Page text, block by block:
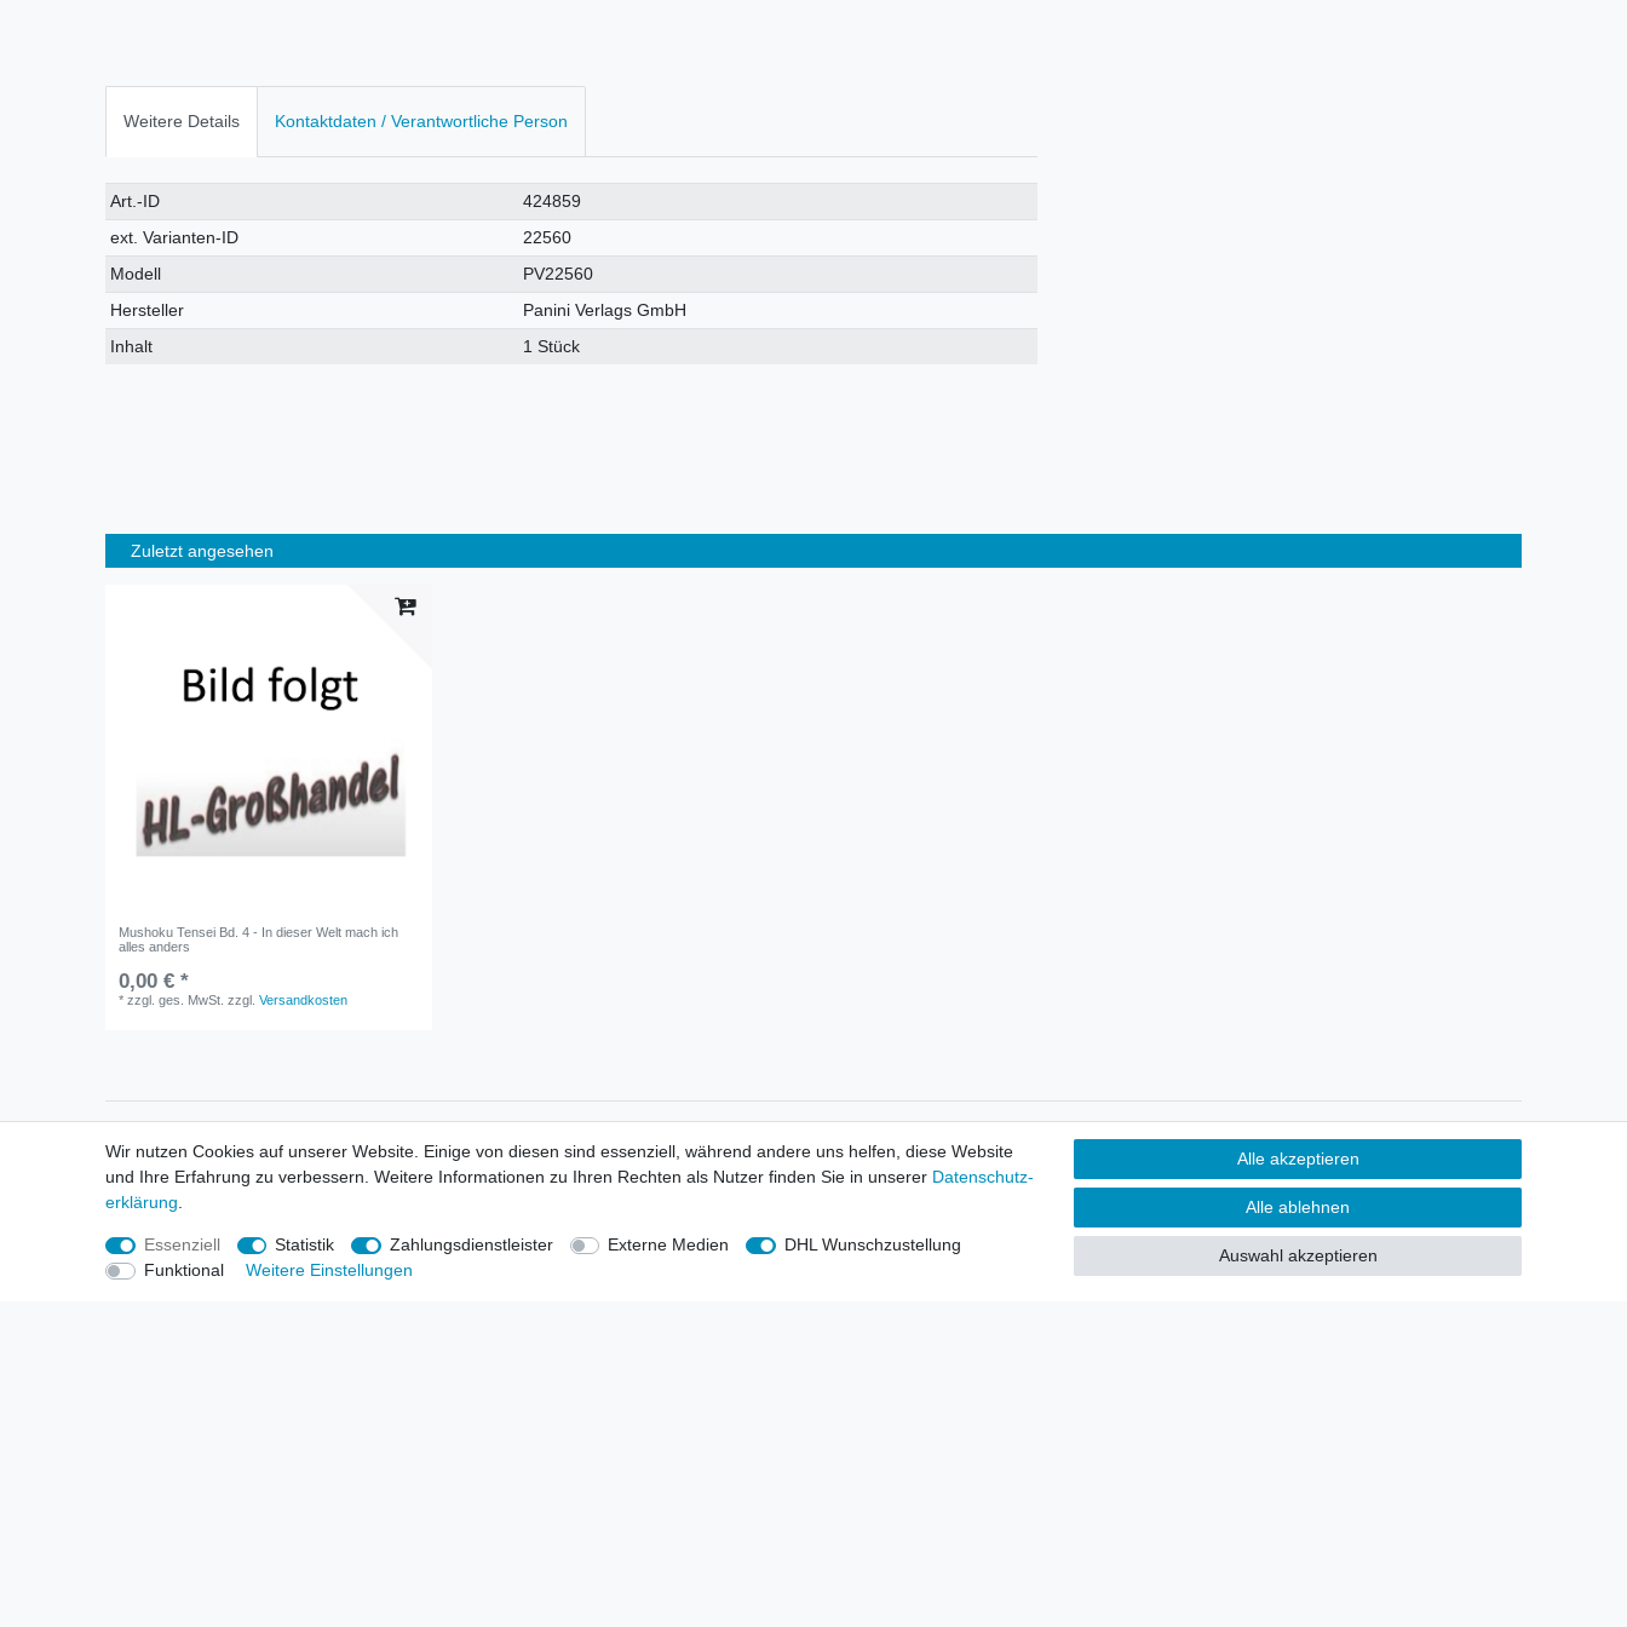
Weitere Details Kontaktdaten / Verantwortliche Person
Technisches
Merkmal
Wert
Art.-ID
424859
ext. Varianten-ID
22560
Modell
PV22560
Hersteller
Panini Verlags GmbH
Inhalt
1 Stück
Zuletzt angesehen
Mushoku Tensei Bd. 4 - In dieser Welt mach ich
alles anders
0,00 € *
*zzgl. ges. MwSt. zzgl.Versandkosten
Informationen
Neukunden / New Accounts
Zahlung
Versandkosten
Entsorgungs- & Umweltbestimmungen
Größentabellen
Informationen
Händlerbund - rechtssicher verkaufen
Produkt-Kataloge
Über uns
Wir versenden mit
Sie möchten über neu eingetroffene
Lagerware oder Neuheiten
allgemein informiert werden?
Wir nutzen Cookies auf unserer Website. Einige von diesen sind essenziell, während andere uns helfen, diese Website
und Ihre Erfahrung zu verbessern. Weitere Informationen zu Ihren Rechten als Nutzer finden Sie in unserer Daten­schutz­
erklärung
Essenziell Statistik Zahlungsdienstleister Externe Medien
DHL Wunschzustellung
Funktional
Weitere Einstellungen
Alle akzeptieren
Alle ablehnen
Auswahl akzeptieren